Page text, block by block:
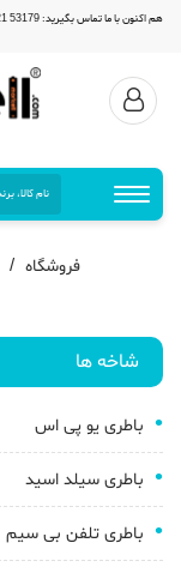
هم اکنون با ما تماس بگیرید: 53179 021
فروشگاه
شاخه ها
باطری یو پی اس
باطری سیلد اسید
باطری تلفن بی سیم